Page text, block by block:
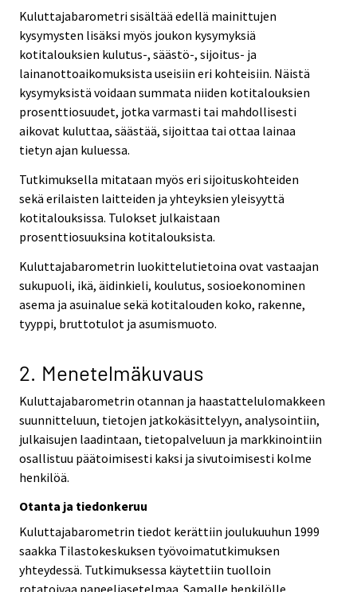
Kuluttajabarometri sisältää edellä mainittujen
kysymysten lisäksi myös joukon kysymyksiä
kotitalouksien kulutus-, säästö-, sijoitus- ja
lainanottoaikomuksista useisiin eri kohteisiin. Näistä
kysymyksistä voidaan summata niiden kotitalouksien
prosenttiosuudet, jotka varmasti tai mahdollisesti
aikovat kuluttaa, säästää, sijoittaa tai ottaa lainaa
tietyn ajan kuluessa.
Tutkimuksella mitataan myös eri sijoituskohteiden
sekä erilaisten laitteiden ja yhteyksien yleisyyttä
kotitalouksissa. Tulokset julkaistaan
prosenttiosuuksina kotitalouksista.
Kuluttajabarometrin luokittelutietoina ovat vastaajan
sukupuoli, ikä, äidinkieli, koulutus, sosioekonominen
asema ja asuinalue sekä kotitalouden koko, rakenne,
tyyppi, bruttotulot ja asumismuoto.
2. Menetelmäkuvaus
Kuluttajabarometrin otannan ja haastattelulomakkeen
suunnitteluun, tietojen jatkokäsittelyyn, analysointiin,
julkaisujen laadintaan, tietopalveluun ja markkinointiin
osallistuu päätoimisesti kaksi ja sivutoimisesti kolme
henkilöä.
Otanta ja tiedonkeruu
Kuluttajabarometrin tiedot kerättiin joulukuuhun 1999
saakka Tilastokeskuksen työvoimatutkimuksen
yhteydessä. Tutkimuksessa käytettiin tuolloin